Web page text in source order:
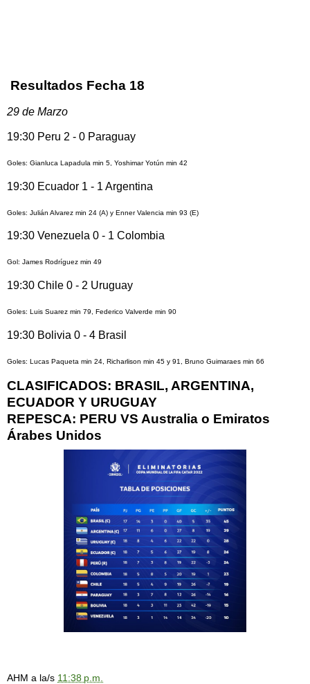
Resultados Fecha 18
29 de Marzo
19:30 Peru 2 - 0 Paraguay
Goles: Gianluca Lapadula min 5, Yoshimar Yotún min 42
19:30 Ecuador 1 - 1 Argentina
Goles: Julián Alvarez min 24 (A) y Enner Valencia min 93 (E)
19:30 Venezuela 0 - 1 Colombia
Gol: James Rodríguez min 49
19:30 Chile 0 - 2 Uruguay
Goles: Luis Suarez min 79, Federico Valverde min 90
19:30 Bolivia 0 - 4 Brasil
Goles: Lucas Paqueta min 24, Richarlison min 45 y 91, Bruno Guimaraes min 66
CLASIFICADOS: BRASIL, ARGENTINA,
ECUADOR Y URUGUAY
REPESCA: PERU VS Australia o Emiratos
Árabes Unidos
AHM a la/s 11:38 p.m.